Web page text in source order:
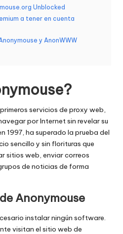
Unblocked
a tener en cuenta
y AnonWWW
servicios de proxy web,
por Internet sin revelar su
1997, ha superado la prueba del
sencillo y sin florituras que
sitios web, enviar correos
de noticias de forma
Anonymouse
instalar ningún software.
visitan el sitio web de